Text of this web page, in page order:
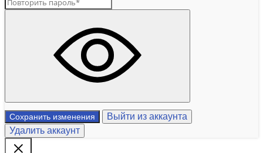
Сохранить изменения
Выйти из аккаунта
Удалить аккаунт